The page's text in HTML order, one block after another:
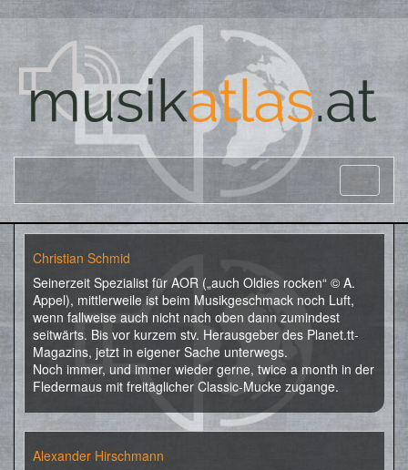
Christian Schmid
Seinerzeit Spezialist für AOR („auch Oldies rocken“ © A.
Appel), mittlerweile ist beim Musikgeschmack noch Luft,
wenn fallweise auch nicht nach oben dann zumindest
seitwärts. Bis vor kurzem stv. Herausgeber des Planet.tt-
Magazins, jetzt in eigener Sache unterwegs.
Noch immer, und immer wieder gerne, twice a month in der
Fledermaus mit freitäglicher Classic-Mucke zugange.
Alexander Hirschmann